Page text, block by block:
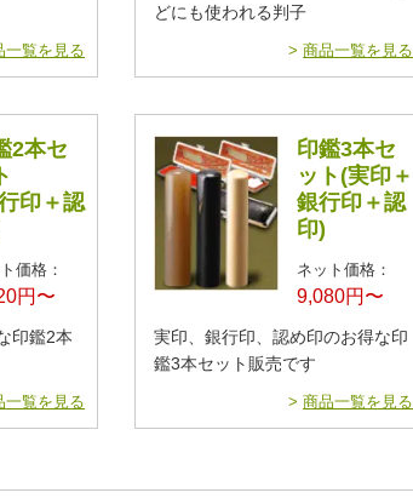
一覧を見る
どにも使われる判子
>商品一覧を見る
2本セ
印＋認
価格：
円〜
印鑑2本
一覧を見る
印鑑3本セ
ット(実印＋
銀行印＋認
印)
ネット価格：
9,080円〜
実印、銀行印、認め印のお得な印
鑑3本セット販売です
>商品一覧を見る